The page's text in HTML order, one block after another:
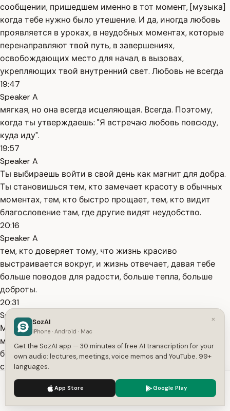
сообщении, пришедшем именно в тот момент, [музыка]
когда тебе нужно было утешение. И да, иногда любовь
проявляется в уроках, в неудобных моментах, которые
перенаправляют твой путь, в завершениях,
освобождающих место для начал, в вызовах,
укрепляющих твой внутренний свет. Любовь не всегда
19:47
Speaker A
мягкая, но она всегда исцеляющая. Всегда. Поэтому,
когда ты утверждаешь: "Я встречаю любовь повсюду,
куда иду".
19:57
Speaker A
Ты выбираешь войти в свой день как магнит для добра.
Ты становишься тем, кто замечает красоту в обычных
моментах, тем, кто быстро прощает, тем, кто видит
благословение там, где другие видят неудобство.
20:16
Speaker A
тем, кто доверяет тому, что жизнь красиво
выстраивается вокруг, и жизнь отвечает, давая тебе
больше поводов для радости, больше тепла, больше
доброты.
20:31
Speaker A
Моя дорогая, ты не создана для того, чтобы идти по
миру, ожидая боли. Ты создана, чтобы идти по миру,
будучи открытой для радости. Ты создана, чтобы
смягчаться от присутствия, а не [музыка] черстветь от
страха. Ты создана, чтобы сиять, а не сжиматься. И в
тот момент,
20:53
We use cookies to enhance your experience.
×
SozAI
iPhone · Android · Mac
Get the SozAI app — 30 minutes of free AI transcription for your
own audio: lectures, meetings, voice memos and YouTube. 99+
languages.
App Store Google Play